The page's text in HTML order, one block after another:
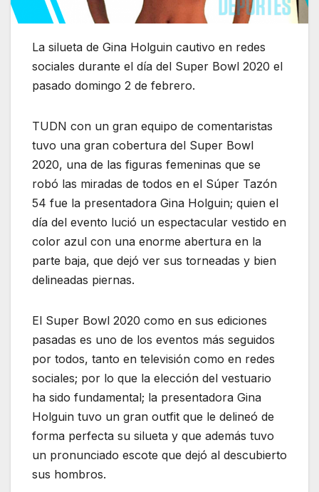
La silueta de Gina Holguin cautivo en redes
sociales durante el día del Super Bowl 2020 el
pasado domingo 2 de febrero.
TUDN con un gran equipo de comentaristas
tuvo una gran cobertura del Super Bowl
2020, una de las figuras femeninas que se
robó las miradas de todos en el Súper Tazón
54 fue la presentadora Gina Holguin; quien el
día del evento lució un espectacular vestido en
color azul con una enorme abertura en la
parte baja, que dejó ver sus torneadas y bien
delineadas piernas.
El Super Bowl 2020 como en sus ediciones
pasadas es uno de los eventos más seguidos
por todos, tanto en televisión como en redes
sociales; por lo que la elección del vestuario
ha sido fundamental; la presentadora Gina
Holguin tuvo un gran outfit que le delineó de
forma perfecta su silueta y que además tuvo
un pronunciado escote que dejó al descubierto
sus hombros.